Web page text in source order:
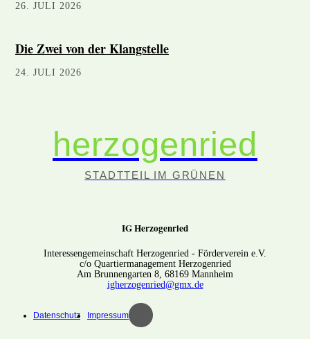
26. JULI 2026
Die Zwei von der Klangstelle
24. JULI 2026
herzogenried
STADTTEIL IM GRÜNEN
IG Herzogenried
Interessengemeinschaft Herzogenried - Förderverein e.V.
c/o Quartiermanagement Herzogenried
Am Brunnengarten 8, 68169 Mannheim
igherzogenried@gmx.de
Datenschutz Impressum